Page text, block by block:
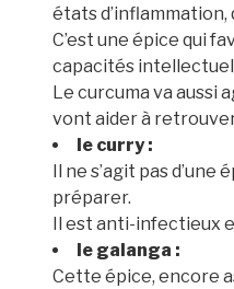
états d’inflammation,
C’est une épice qui
capacités
Le curcuma va aussi
vont aider à
le curry :
Il ne s’agit pas
préparer.
Il est anti-infectieux
le galanga :
Cette épice, encore